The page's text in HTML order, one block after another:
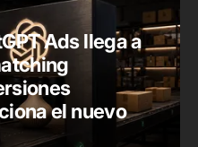
Ads llega a
el nuevo